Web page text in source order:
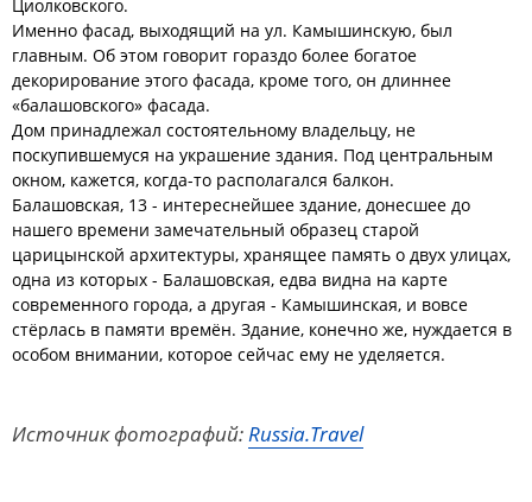
Циолковского.
Именно фасад, выходящий на ул. Камышинскую, был
главным. Об этом говорит гораздо более богатое
декорирование этого фасада, кроме того, он длиннее
«балашовского» фасада.
Дом принадлежал состоятельному владельцу, не
поскупившемуся на украшение здания. Под центральным
окном, кажется, когда-то располагался балкон.
Балашовская, 13 - интереснейшее здание, донесшее до
нашего времени замечательный образец старой
царицынской архитектуры, хранящее память о двух улицах,
одна из которых - Балашовская, едва видна на карте
современного города, а другая - Камышинская, и вовсе
стёрлась в памяти времён. Здание, конечно же, нуждается в
особом внимании, которое сейчас ему не уделяется.
Источник фотографий:Russia.Travel